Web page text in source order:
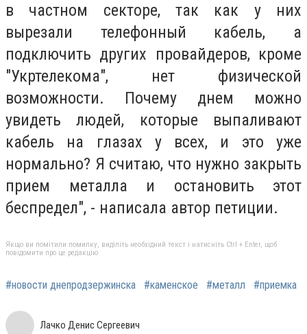
в частном секторе, так как у них
вырезали телефонный кабель, а
подключить других провайдеров, кроме
"Укртелекома", нет физической
возможности. Почему днем можно
увидеть людей, которые выпаливают
кабель на глазах у всех, и это уже
нормально? Я считаю, что нужно закрыть
прием металла и остановить этот
беспредел", - написала автор петиции.
Якщо ви помітили помилку, виділіть необхідний текст і натисніть Ctrl + Enter, щоб
повідомити про це редакцію
#новости днепродзержинска #каменское #металл #приемка
Лачко Денис Сергеевич